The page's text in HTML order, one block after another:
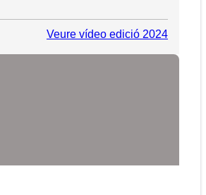
Veure vídeo edició 2024